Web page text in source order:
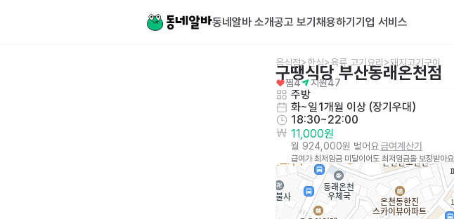
동네알바 소개공고 보기 채용하기 기업 서비스
음식점>한식>육류,고기요리>돼지고기구이
구땡식당 부산동래온천점
찜4 지원47
주방
화~일1개월 이상 (장기우대)
18:30~22:00
11,000원
월 924,000원 벌어요급여계산기
급여가 최저임금 미달이어도 최저임금을 보장받아요